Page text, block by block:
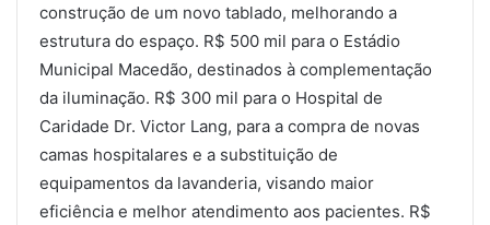
construção de um novo tablado, melhorando a
estrutura do espaço. R$ 500 mil para o Estádio
Municipal Macedão, destinados à complementação
da iluminação. R$ 300 mil para o Hospital de
Caridade Dr. Victor Lang, para a compra de novas
camas hospitalares e a substituição de
equipamentos da lavanderia, visando maior
eficiência e melhor atendimento aos pacientes. R$